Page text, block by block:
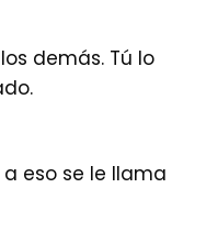
demás. Tú lo
eso se le llama